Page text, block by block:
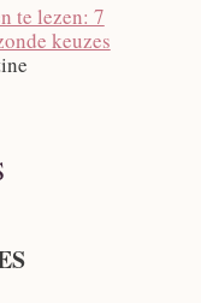
te lezen: 7
keuzes